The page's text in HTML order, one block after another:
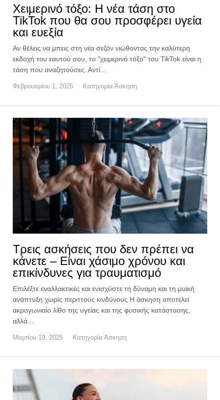
Χειμερινό τόξο: H νέα τάση στο
TikTok που θα σου προσφέρει υγεία
και ευεξία
Αν θέλεις να μπεις στη νέα σεζόν νιώθοντας την καλύτερη
εκδοχή του εαυτού σου, το "χειμερινό τόξο" του TikTok είναι η
τάση που αναζητούσες. Αντί…
Φεβρουαρίου 1, 2025 Κατηγορία Άσκηση
Τρεις ασκήσεις που δεν πρέπει να
κάνετε – Είναι χάσιμο χρόνου και
επικίνδυνες για τραυματισμό
Επιλέξτε εναλλακτικές και ενισχύστε τη δύναμη και τη μυϊκή
ανάπτυξη χωρίς περιττούς κινδύνους Η άσκηση αποτελεί
ακρογωνιαίο λίθο της υγείας και της φυσικής κατάστασης,
αλλά…
Μαρτίου 19, 2025 Κατηγορία Άσκηση